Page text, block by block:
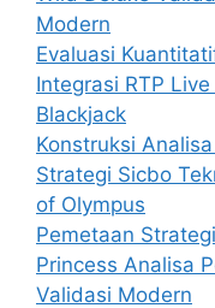
Modern
Evaluasi
Integrasi RTP
Blackjack
Konstruksi
Strategi Sicbo
of Olympus
Pemetaan
Princess Analisa
Validasi Modern